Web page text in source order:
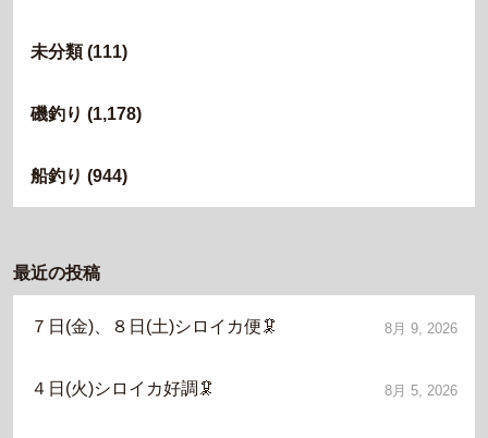
未分類(111)
磯釣り (1,178)
船釣り (944)
最近の投稿
７日(金)、８日(土)シロイカ便🦑 8月 9, 2026
４日(火)シロイカ好調🦑 8月 5, 2026